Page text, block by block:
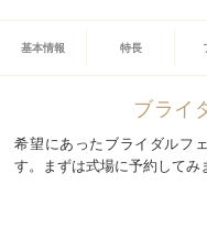
基本情報 特長
ブライ
希望にあったブライダルフ
す。まずは式場に予約してみ